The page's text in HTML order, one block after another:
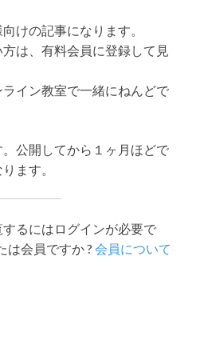
けの記事になります。
は、有料会員に登録して見
イン教室で一緒にねんどで
公開してから１ヶ月ほどで
ます。
るにはログインが必要で
は会員ですか ? 会員について